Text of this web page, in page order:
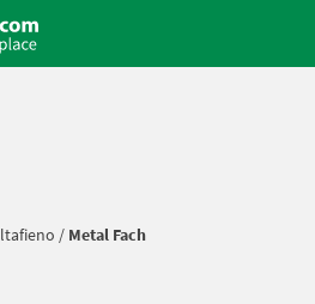
/ Metal Fach